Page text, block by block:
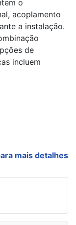
o
acoplamento
a instalação.
de
incluem
mais detalhes